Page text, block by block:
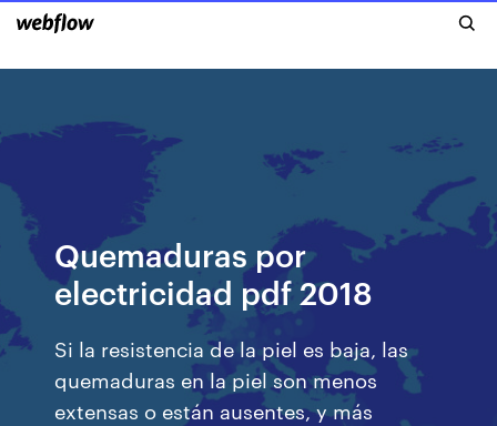
Quemaduras por
electricidad pdf 2018
Si la resistencia de la piel es baja, las
quemaduras en la piel son menos
extensas o están ausentes, y más